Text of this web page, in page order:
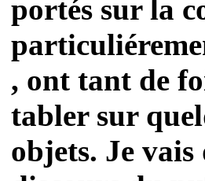
portés sur la
, ont tant de
tabler sur
objets. Je vais